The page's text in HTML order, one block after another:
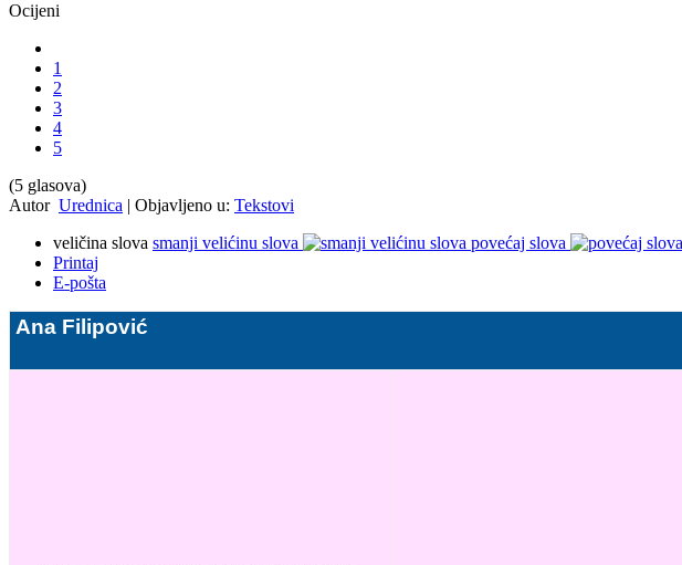
Ocijeni
1
2
3
4
5
(5 glasova)
Autor Urednica | Objavljeno u: Tekstovi
veličina slova smanji velićinu slova
povećaj slova
Printaj
E-pošta
Ana Filipović